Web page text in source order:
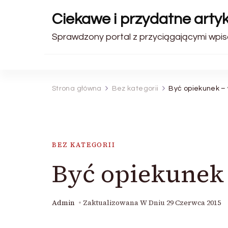
Ciekawe i przydatne
Sprawdzony portal z przyciągającymi
Strona główna Bez kategorii Być opiekunek
BEZ KATEGORII
Być
Admin Zaktualizowana W Dniu 29 Czerwca 2015